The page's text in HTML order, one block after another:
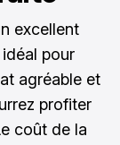
excellent
pour
agréable et
profiter
coût de la